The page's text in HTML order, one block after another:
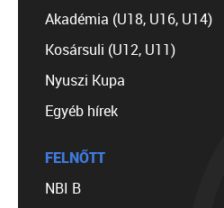
Akadémia (U18, U16, U14)
Kosársuli (U12, U11)
Nyuszi Kupa
Egyéb hírek
FELNŐTT
NBI B